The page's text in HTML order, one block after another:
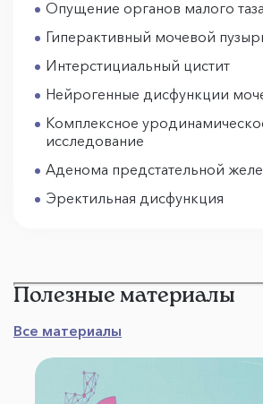
Опущение органов малого таза
Гиперактивный мочевой
Интерстициальный цистит
Нейрогенные дисфункции
Комплексное
исследование
Аденома предстательной
Эректильная дисфункция
Полезные материалы
Все материалы